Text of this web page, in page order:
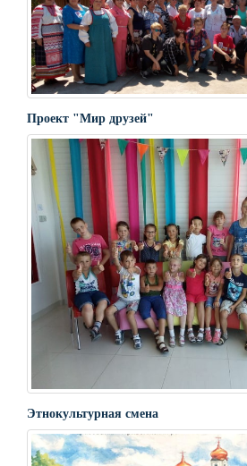
Проект "Мир друзей"
Этнокультурная смена